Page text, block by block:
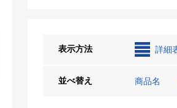
表示方法 詳細
並べ替え 商品名